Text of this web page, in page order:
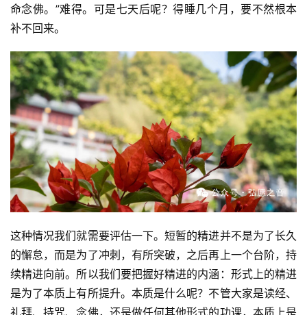
资
讯
八
点
僧
音
高
访
谈
心
命念佛。”难得。可是七天后呢？得睡几个月，要不然根本
补不回来。
这种情况我们就需要评估一下。短暂的精进并不是为了长久
的懈怠，而是为了冲刺，有所突破，之后再上一个台阶，持
续精进向前。所以我们要把握好精进的内涵：形式上的精进
是为了本质上有所提升。本质是什么呢？不管大家是读经、